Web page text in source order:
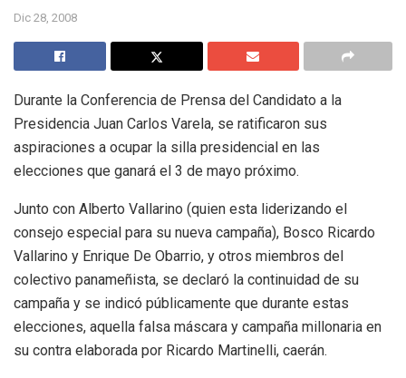
Dic 28, 2008
Durante la Conferencia de Prensa del Candidato a la
Presidencia Juan Carlos Varela, se ratificaron sus
aspiraciones a ocupar la silla presidencial en las
elecciones que ganará el 3 de mayo próximo.
Junto con Alberto Vallarino (quien esta liderizando el
consejo especial para su nueva campaña), Bosco Ricardo
Vallarino y Enrique De Obarrio, y otros miembros del
colectivo panameñista, se declaró la continuidad de su
campaña y se indicó públicamente que durante estas
elecciones, aquella falsa máscara y campaña millonaria en
su contra elaborada por Ricardo Martinelli, caerán.